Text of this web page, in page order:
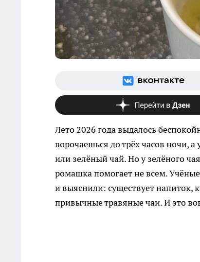
Лето 2026 года выдалось
ворочаешься до трёх часов ночи,
или зелёный чай. Но у зелёного
ромашка помогает не всем.
и выяснили: существует напиток,
привычные травяные чаи. И это